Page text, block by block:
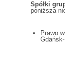
Spółki
poniższa
Prawo